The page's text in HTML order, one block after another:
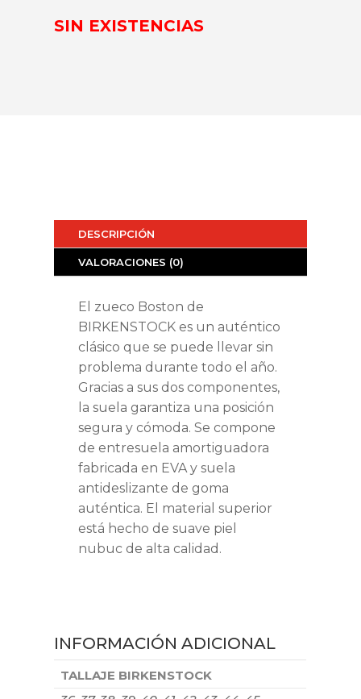
SIN EXISTENCIAS
DESCRIPCIÓN
VALORACIONES (0)
El zueco Boston de
BIRKENSTOCK es un auténtico
clásico que se puede llevar sin
problema durante todo el año.
Gracias a sus dos componentes,
la suela garantiza una posición
segura y cómoda. Se compone
de entresuela amortiguadora
fabricada en EVA y suela
antideslizante de goma
auténtica. El material superior
está hecho de suave piel
nubuc de alta calidad.
INFORMACIÓN ADICIONAL
TALLAJE BIRKENSTOCK